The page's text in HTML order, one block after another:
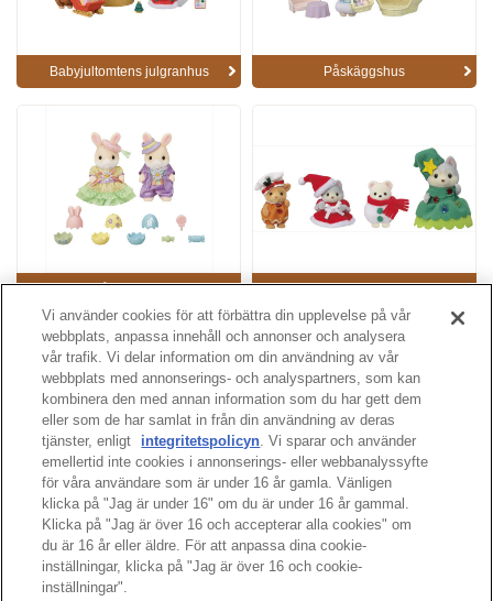
Babyjultomtens julgranhus Påskäggshus
Påskpaketet God jul vänner
Fler
sidans topp
Vi använder cookies för att förbättra din upplevelse på vår
webbplats, anpassa innehåll och annonser och analysera
vår trafik. Vi delar information om din användning av vår
webbplats med annonserings- och analyspartners, som kan
kombinera den med annan information som du har gett dem
eller som de har samlat in från din användning av deras
tjänster, enligt
integritetspolicyn. Vi sparar och använder
emellertid inte cookies i annonserings- eller webbanalyssyfte
för våra användare som är under 16 år gamla. Vänligen
klicka på "Jag är under 16" om du är under 16 år gammal.
Klicka på "Jag är över 16 och accepterar alla cookies" om
du är 16 år eller äldre. För att anpassa dina cookie-
inställningar, klicka på "Jag är över 16 och cookie-
inställningar".